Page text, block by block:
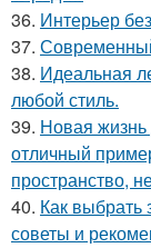
36. Интерьер
37.
38. Идеальная
любой стиль.
39. Новая
отличный
пространство,
40. Как выбрать
советы и